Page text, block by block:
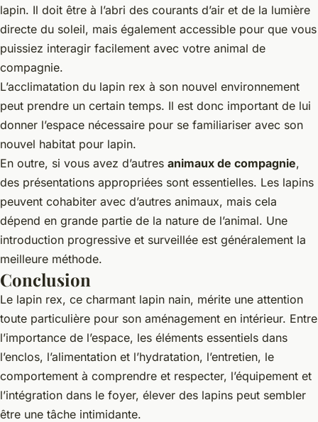
lapin. Il doit être à l’abri des courants d’air et de la lumière
directe du soleil, mais également accessible pour que vous
puissiez interagir facilement avec votre animal de
compagnie.
L’acclimatation du lapin rex à son nouvel environnement
peut prendre un certain temps. Il est donc important de lui
donner l’espace nécessaire pour se familiariser avec son
nouvel habitat pour lapin.
En outre, si vous avez d’autres animaux de compagnie,
des présentations appropriées sont essentielles. Les lapins
peuvent cohabiter avec d’autres animaux, mais cela
dépend en grande partie de la nature de l’animal. Une
introduction progressive et surveillée est généralement la
meilleure méthode.
Conclusion
Le lapin rex, ce charmant lapin nain, mérite une attention
toute particulière pour son aménagement en intérieur. Entre
l’importance de l’espace, les éléments essentiels dans
l’enclos, l’alimentation et l’hydratation, l’entretien, le
comportement à comprendre et respecter, l’équipement et
l’intégration dans le foyer, élever des lapins peut sembler
être une tâche intimidante.